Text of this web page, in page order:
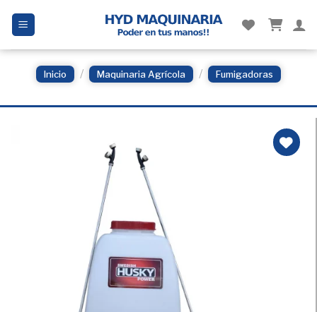
Inicio / Maquinaria Agrícola / Fumigadoras